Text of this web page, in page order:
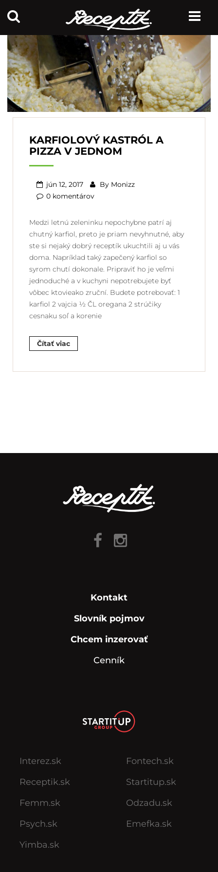
KARFIOLOVÝ KASTRÓL A
PIZZA V JEDNOM
jún 12, 2017 By Monizz
0 komentárov
Medzi letnú zeleninku nepochybne patrí aj
chutný karfiol, preto je priam nevyhnutné, aby
ste si nejaký dobrý receptík ukuchtili aj u vás
doma. Napríklad taký zapečený karfiol so
syrom chutí dokonale. Pripraviť ho je veľmi
jednoduché a v kuchyni nepotrebujete byť
vôbec ktovieako zruční. Budete potrebovať: 1
karfiol 2 vajcia ½ ČL oregana 2 strúčiky
cesnaku soľ a korenie
Čítať viac
Kontakt
Slovník pojmov
Chcem inzerovať
Cenník
Interez.sk
Receptik.sk
Femm.sk
Psych.sk
Yimba.sk
Fontech.sk
Startitup.sk
Odzadu.sk
Emefka.sk